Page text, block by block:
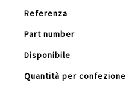
Referenza
Part number
Disponibile
Quantità per confezione